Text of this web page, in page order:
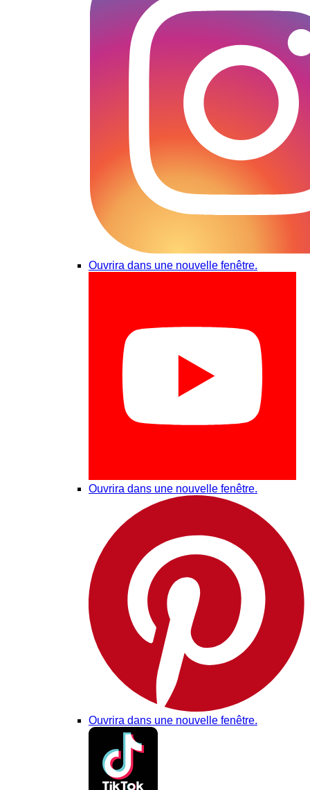
Ouvrira dans une nouvelle fenêtre.
Ouvrira dans une nouvelle fenêtre.
Ouvrira dans une nouvelle fenêtre.